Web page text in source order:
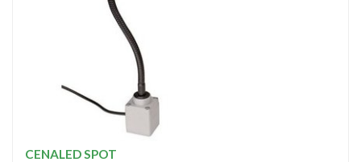
CENALED SPOT